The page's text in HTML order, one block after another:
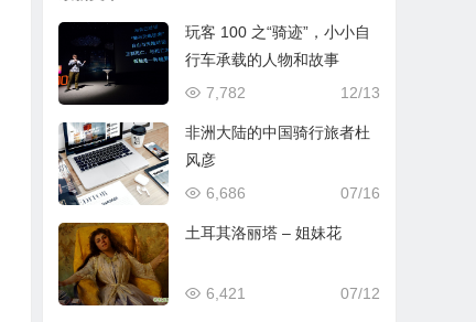
玩客 100 之“骑迹”，小小自
行车承载的人物和故事
12/13
7,782
非洲大陆的中国骑行旅者杜
风彦
07/16
6,686
土耳其洛丽塔 – 姐妹花
07/12
6,421